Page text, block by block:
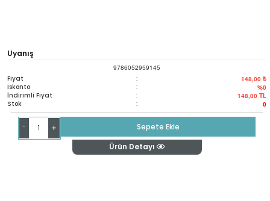
Uyanış
9786052959145
Fiyat : 148,00 ₺
İskonto : %0
İndirimli Fiyat : 148,00 TL
Stok : 0
- +
Sepete Ekle
Ürün Detayı